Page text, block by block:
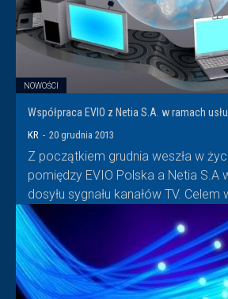
NOWOŚCI
Współpraca EVIO z Netia S.A. w ramach
KR - 20 grudnia 2013
Z początkiem grudnia weszła w
pomiędzy EVIO Polska a Netia S.A
dosyłu sygnału kanałów TV. Celem